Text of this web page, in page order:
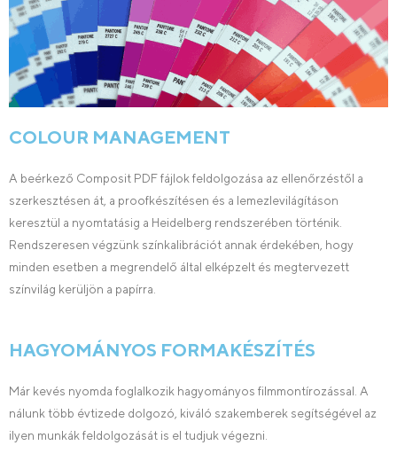
COLOUR MANAGEMENT
A beérkező Composit PDF fájlok feldolgozása az ellenőrzéstől a
szerkesztésen át, a proofkészítésen és a lemezlevilágításon
keresztül a nyomtatásig a Heidelberg rendszerében történik.
Rendszeresen végzünk színkalibrációt annak érdekében, hogy
minden esetben a megrendelő által elképzelt és megtervezett
színvilág kerüljön a papírra.
HAGYOMÁNYOS FORMAKÉSZÍTÉS
Már kevés nyomda foglalkozik hagyományos filmmontírozással. A
nálunk több évtizede dolgozó, kiváló szakemberek segítségével az
ilyen munkák feldolgozását is el tudjuk végezni.